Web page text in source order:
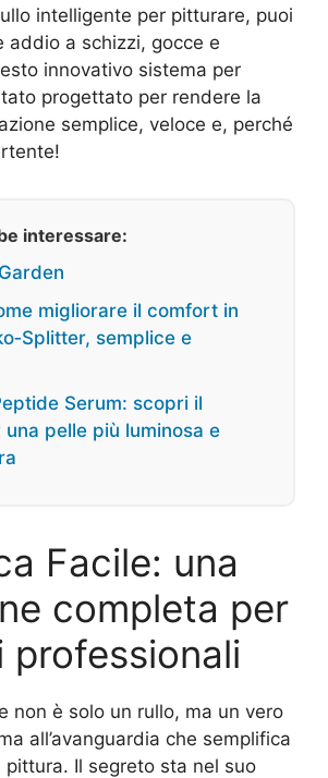
intelligente per pitturare, puoi
addio a schizzi, gocce e
innovativo sistema per
progettato per rendere la
semplice, veloce e, perché
interessare:
migliorare il comfort in
semplice e
Serum: scopri il
pelle più luminosa e
Facile: una
completa per
professionali
non è solo un rullo, ma un vero
all’avanguardia che semplifica
pittura. Il segreto sta nel suo